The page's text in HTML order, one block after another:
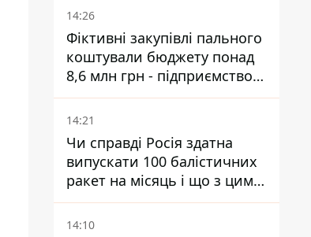
14:26
Фіктивні закупівлі пального
коштували бюджету понад
8,6 млн грн - підприємство
відшкодувало збитки
14:21
Чи справді Росія здатна
випускати 100 балістичних
ракет на місяць і що з цим
робити
14:10